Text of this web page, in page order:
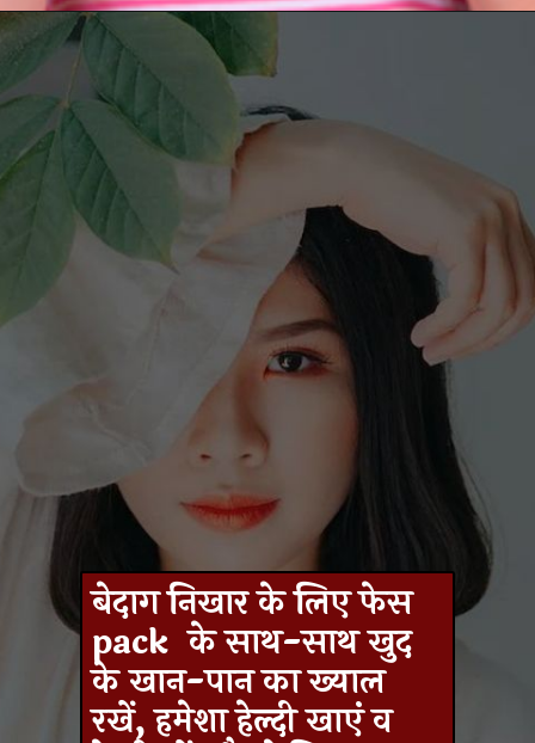
बेदाग निखार के लिए फेस
pack के साथ-साथ खुद
के खान-पान का ख्याल
रखें, हमेशा हेल्दी खाएं व